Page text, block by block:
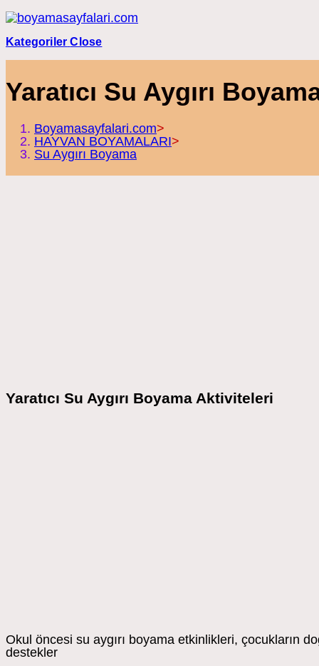
Skip
to
content
Kategoriler Close
Yaratıcı Su Aygırı
Boyamasayfalari.com>
HAYVAN BOYAMALARI>
Su Aygırı Boyama
Yaratıcı Su Aygırı Boyama Aktiviteleri
Okul öncesi su aygırı boyama etkinlikleri, çocukların
destekler